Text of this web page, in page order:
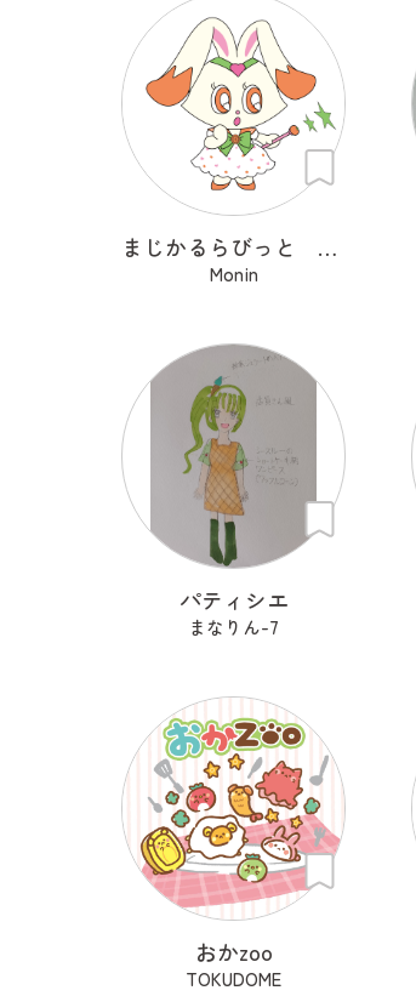
まじかるらびっと ミカ
Monin
パティシエ
まなりん-7
おかzoo
TOKUDOME